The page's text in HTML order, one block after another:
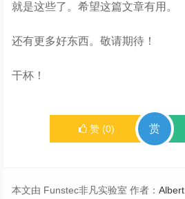
就是这些了。希望这篇文章有用。
还有更多好东西。敬请期待！
干杯！
赞 (0) 赏
本文由 Funstec非凡实验室 作者：Albert